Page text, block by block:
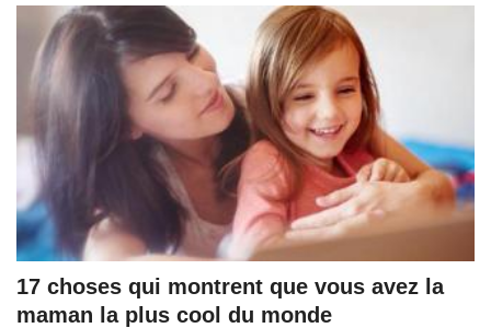
17 choses qui montrent que vous avez la
maman la plus cool du monde